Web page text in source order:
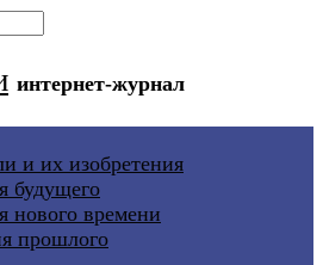
интернет-журнал
и их изобретения
будущего
нового времени
прошлого